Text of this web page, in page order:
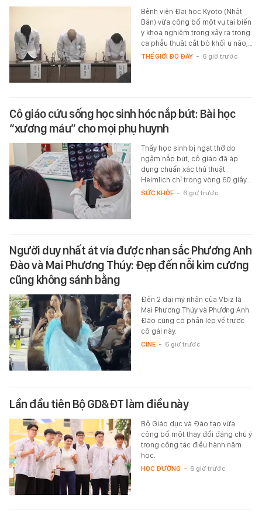
Bệnh viện Đại học Kyoto (Nhật
Bản) vừa công bố một vụ tai biến
y khoa nghiêm trọng xảy ra trong
ca phẫu thuật cắt bỏ khối u não,…
THẾ GIỚI ĐÓ ĐÂY - 6 giờ trước
Cô giáo cứu sống học sinh hóc nắp bút: Bài học
“xương máu” cho mọi phụ huynh
Thấy học sinh bị ngạt thở do
ngậm nắp bút, cô giáo đã áp
dụng chuẩn xác thủ thuật
Heimlich chỉ trong vòng 60 giây…
SỨC KHỎE - 6 giờ trước
Người duy nhất át vía được nhan sắc Phương Anh
Đào và Mai Phương Thúy: Đẹp đến nỗi kim cương
cũng không sánh bằng
Đến 2 đại mỹ nhân của Vbiz là
Mai Phương Thúy và Phương Anh
Đào cũng có phần lép vế trước
cô gái này.
CINE - 6 giờ trước
Lần đầu tiên Bộ GD&ĐT làm điều này
Bộ Giáo dục và Đào tạo vừa
công bố một thay đổi đáng chú ý
trong công tác điều hành năm
học.
HỌC ĐƯỜNG - 6 giờ trước